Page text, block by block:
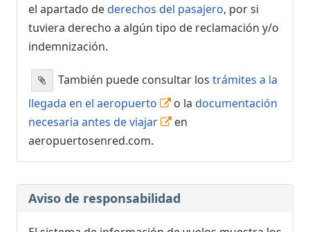
el apartado dederechos del pasajero, por si
tuviera derecho a algún tipo de reclamación y/o
indemnización.
También puede consultar los trámites a la
llegada en el aeropuerto
o la documentación
necesaria antes de viajar
en
aeropuertosenred.com.
Aviso de responsabilidad